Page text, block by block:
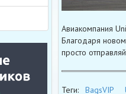
Авиакомпания
Благодаря
просто
Теги: BagsVIP